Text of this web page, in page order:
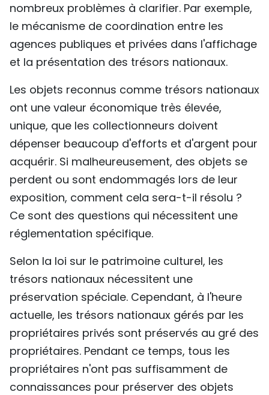
nombreux problèmes à clarifier. Par exemple,
le mécanisme de coordination entre les
agences publiques et privées dans l'affichage
et la présentation des trésors nationaux.
Les objets reconnus comme trésors nationaux
ont une valeur économique très élevée,
unique, que les collectionneurs doivent
dépenser beaucoup d'efforts et d'argent pour
acquérir. Si malheureusement, des objets se
perdent ou sont endommagés lors de leur
exposition, comment cela sera-t-il résolu ?
Ce sont des questions qui nécessitent une
réglementation spécifique.
Selon la loi sur le patrimoine culturel, les
trésors nationaux nécessitent une
préservation spéciale. Cependant, à l'heure
actuelle, les trésors nationaux gérés par les
propriétaires privés sont préservés au gré des
propriétaires. Pendant ce temps, tous les
propriétaires n'ont pas suffisamment de
connaissances pour préserver des objets